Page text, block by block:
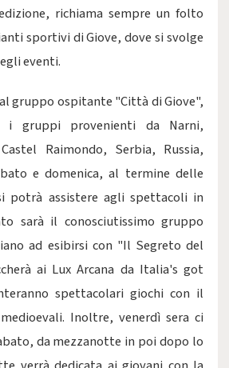
richiama sempre un folto
sportivi di Giove, dove si svolge
eventi.
gruppo ospitante "Città di Giove",
i gruppi provenienti da Narni,
Raimondo, Serbia, Russia,
e domenica, al termine delle
potrà assistere agli spettacoli in
sarà il conosciutissimo gruppo
ad esibirsi con "Il Segreto del
ai Lux Arcana da Italia's got
spettacolari giochi con il
Inoltre, venerdì sera ci
da mezzanotte in poi dopo lo